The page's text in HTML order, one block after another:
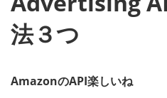
法３つ
AmazonのAPI楽しいね